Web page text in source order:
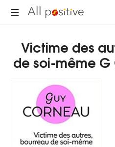
All
pour
se
réinventer."
Victime des
de soi-même